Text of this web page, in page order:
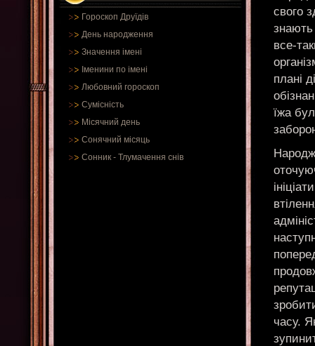
Гороскоп Друїдів
День народження
Значення імені
Іменини по імені
Любовний гороскоп
Сумісність
Місячний день
Сонячний місяць
Сонник - Тлумачення снів
свого
знають
все-
плані
їжа
часу.